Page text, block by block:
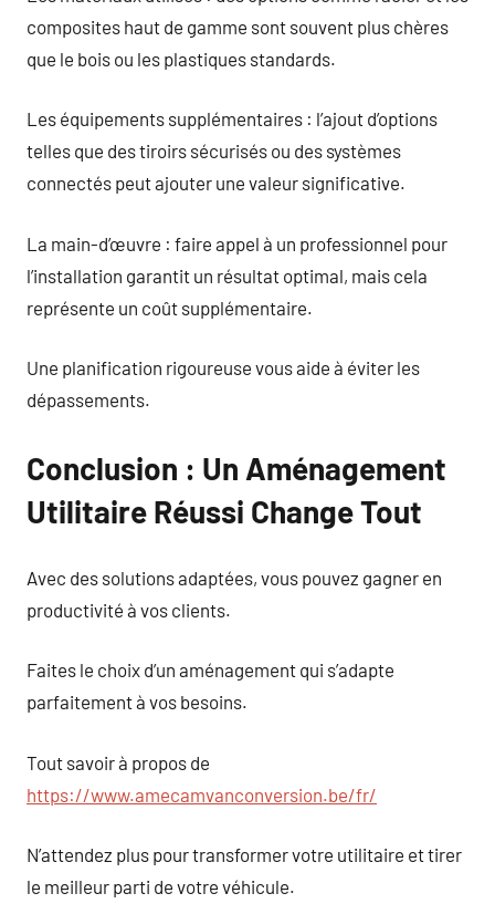
composites haut de gamme sont souvent plus chères
que le bois ou les plastiques standards.
Les équipements supplémentaires : l’ajout d’options
telles que des tiroirs sécurisés ou des systèmes
connectés peut ajouter une valeur significative.
La main-d’œuvre : faire appel à un professionnel pour
l’installation garantit un résultat optimal, mais cela
représente un coût supplémentaire.
Une planification rigoureuse vous aide à éviter les
dépassements.
Conclusion : Un Aménagement
Utilitaire Réussi Change Tout
Avec des solutions adaptées, vous pouvez gagner en
productivité à vos clients.
Faites le choix d’un aménagement qui s’adapte
parfaitement à vos besoins.
Tout savoir à propos de
https://www.amecamvanconversion.be/fr/
N’attendez plus pour transformer votre utilitaire et tirer
le meilleur parti de votre véhicule.